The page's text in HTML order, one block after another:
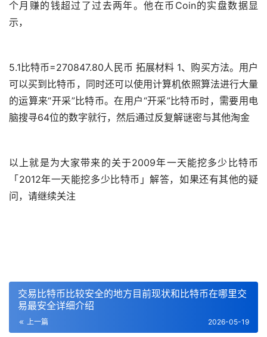
个月赚的钱超过了过去两年。他在币Coin的实盘数据显
示，
5.1比特币=270847.80人民币 拓展材料 1、购买方法。用户
可以买到比特币，同时还可以使用计算机依照算法进行大量
的运算来“开采”比特币。在用户“开采”比特币时，需要用电
脑搜寻64位的数字就行，然后通过反复解谜密与其他淘金
以上就是为大家带来的关于2009年一天能挖多少比特币
「2012年一天能挖多少比特币」解答，如果还有其他的疑
问，请继续关注
交易比特币比较安全的地方目前现状和比特币在哪里交
易最安全详细介绍
上一篇 2026-05-19